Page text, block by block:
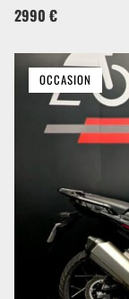
2990 €
OCCASION